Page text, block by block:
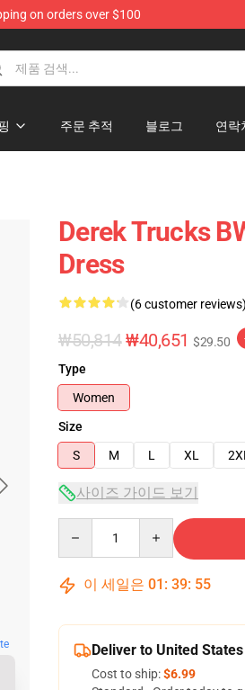
on orders over $100
주문 추적 블로그 연락
Derek Trucks
Dress
(6 customer
₩50,814₩40,651 $29.50
Type
Women
Size
S
M L XL
사이즈 가이드 보기
이 세일은 01 : 39: 54
Deliver to United States
Cost to ship:$6.99